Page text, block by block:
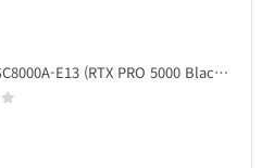
ASUS ESC8000A-E13 (RTX PRO 5000 Blackwell x2)